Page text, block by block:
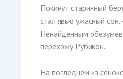
Покинут старинный
стал явью ужасный сон.
Ненайденным обезумев
перехожу Рубикон.
На последнем из